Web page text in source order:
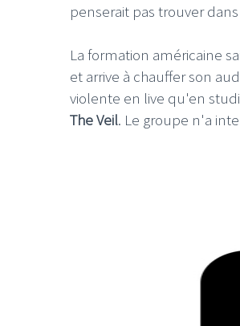
penserait pas trouver
La formation américaine
et arrive à chauffer son
violente en live qu'en
The Veil. Le groupe n'a